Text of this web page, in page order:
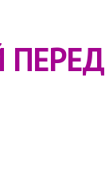
ПЕРЕД